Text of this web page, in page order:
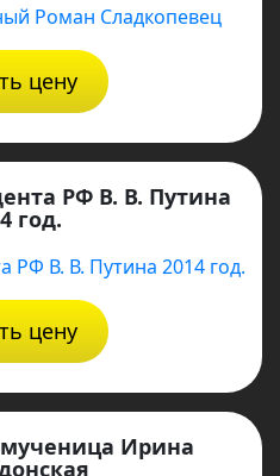
цену
РФ В. В. Путина
год.
цену
Ирина